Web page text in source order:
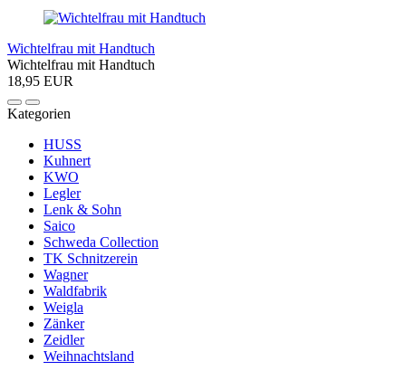
Wichtelfrau mit Handtuch
Wichtelfrau mit Handtuch
18,95 EUR
Kategorien
HUSS
Kuhnert
KWO
Legler
Lenk & Sohn
Saico
Schweda Collection
TK Schnitzerein
Wagner
Waldfabrik
Weigla
Zänker
Zeidler
Weihnachtsland